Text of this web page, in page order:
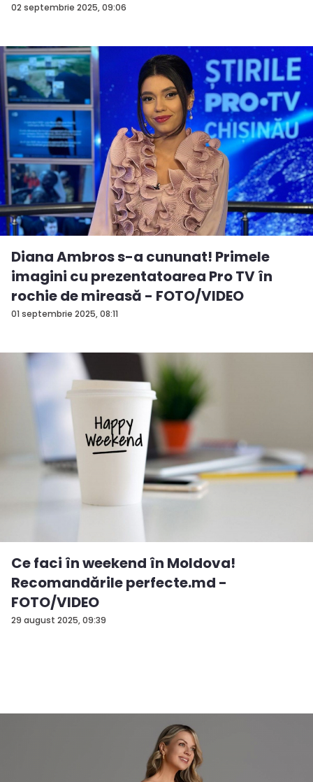
02 septembrie 2025, 09:06
01 septembrie 2025, 08:11
Diana Ambros s-a cununat! Primele
imagini cu prezentatoarea Pro TV în
rochie de mireasă - FOTO/VIDEO
29 august 2025, 09:39
Ce faci în weekend în Moldova!
Recomandările perfecte.md -
FOTO/VIDEO